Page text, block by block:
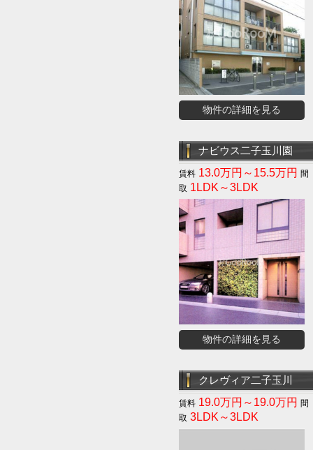
物件の詳細を見る
ナビウス二子玉川園
13.0万円～15.5万円
1LDK～3LDK
物件の詳細を見る
クレヴィア二子玉川
19.0万円～19.0万円
3LDK～3LDK